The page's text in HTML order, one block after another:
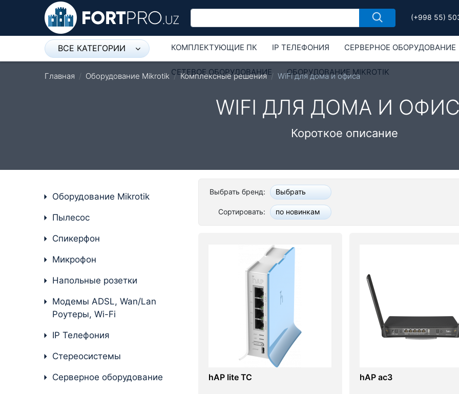
(+998 55)
ВСЕ КАТЕГОРИИ
бесперебойного питания
Мышки и Клавиатуры
КОМПЛЕКТУЮЩИЕ ПК IP ТЕЛЕФОНИЯ СЕРВЕРНОЕ ОБОРУДОВАНИЕ
СЕТЕВОЕ ОБОРУДОВАНИЕ ОБОРУДОВАНИЕ MIKROTIK
Главная Оборудование Mikrotik Комплексные решения WiFi для дома и офиса
WIFI ДЛЯ ДОМА И
Короткое описание
Выбрать бренд: Выбрать
Сортировать: по новинкам
hAP lite TC hAP ac3
Оборудование Mikrotik
Пылесос
Спикерфон
Микрофон
Напольные розетки
Модемы ADSL, Wan/Lan
Роутеры, Wi-Fi
IP Телефония
Стереосистемы
Серверное оборудование